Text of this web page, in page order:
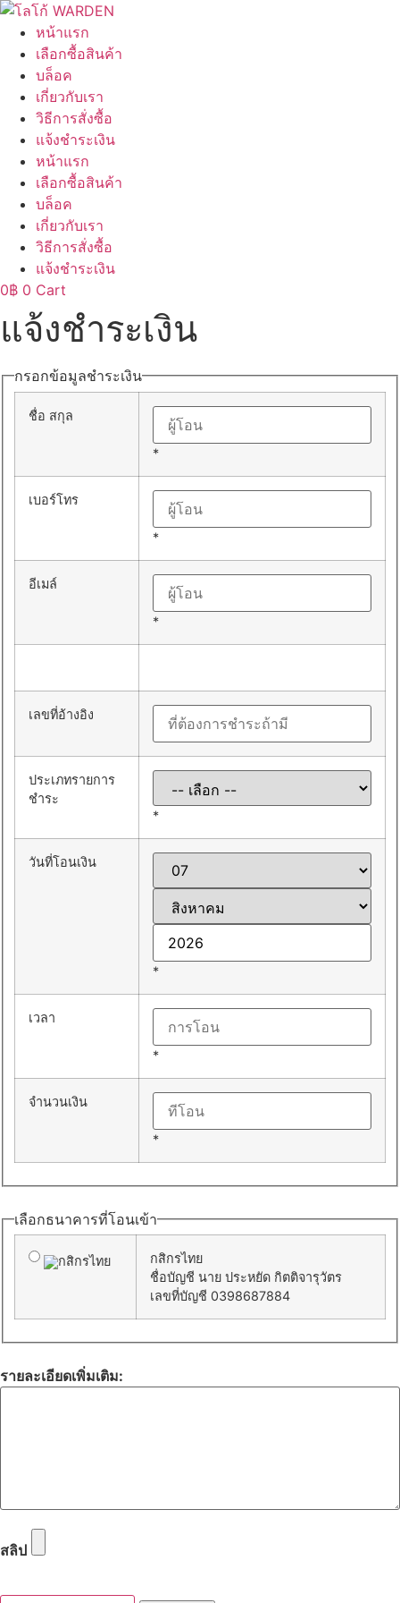
Skip
content
หน้าแรก
เลือกซื้อสินค้า
บล็อค
เกี่ยวกับเรา
วิธีการสั่งซื้อ
แจ้งชำระเงิน
หน้าแรก
เลือกซื้อสินค้า
บล็อค
เกี่ยวกับเรา
วิธีการสั่งซื้อ
แจ้งชำระเงิน
0฿ 0 Cart
แจ้งชำระเงิน
กรอกข้อมูลชำระเงิน
ชื่อ สกุล
*
เบอร์โทร
*
อีเมล์
*
เลขที่อ้างอิง
ประเภทรายการ
ชำระ
*
วันที่โอนเงิน
*
เวลา
*
จำนวนเงิน
*
เลือกธนาคารที่โอนเข้า
กสิกรไทย
ชื่อบัญชี นาย ประหยัด กิตติจารุวัตร
เลขที่บัญชี 0398687884
รายละเอียดเพิ่มเติม:
สลิป